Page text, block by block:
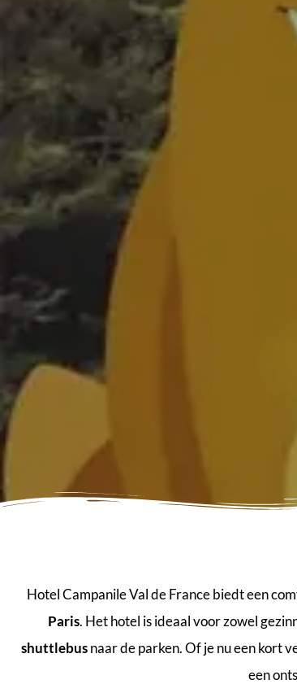
Hotel Campanile Val de France biedt een
Paris. Het hotel is ideaal voor zowel
shuttlebusnaar de parken. Of je nu een kort
een